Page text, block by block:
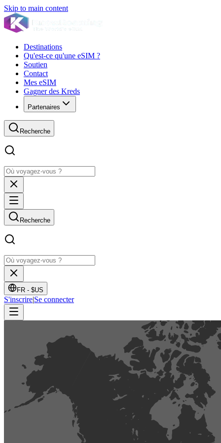
Skip to main content
Destinations
Qu'est-ce qu'une eSIM ?
Soutien
Contact
Mes eSIM
Gagner des Kreds
Partenaires
Recherche
Recherche
FR - $US
S'inscrire|Se connecter